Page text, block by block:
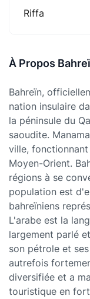
Riffa
À Propos
Bahreïn,
nation insulaire
la péninsule du
saoudite.
ville,
Moyen-Orient.
régions à se
population est
bahreïniens
L'arabe est la
largement parlé
son pétrole et
autrefois
diversifiée et a
touristique en